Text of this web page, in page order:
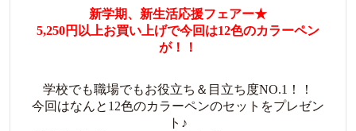
新学期、新生活応援フェアー★
5,250円以上お買い上げで今回は12色のカラーペン
が！！
学校でも職場でもお役立ち＆目立ち度NO.1！！
今回はなんと12色のカラーペンのセットをプレゼン
ト♪